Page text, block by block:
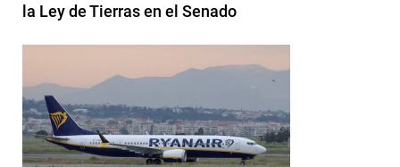
la Ley de Tierras en el Senado